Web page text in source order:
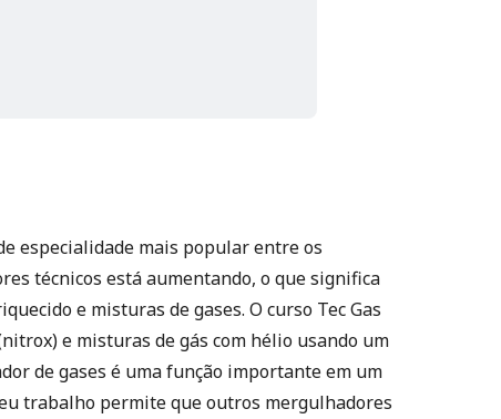
especialidade mais popular entre os
técnicos está aumentando, o que significa
e misturas de gases. O curso Tec Gas
e misturas de gás com hélio usando um
de gases é uma função importante em um
trabalho permite que outros mergulhadores